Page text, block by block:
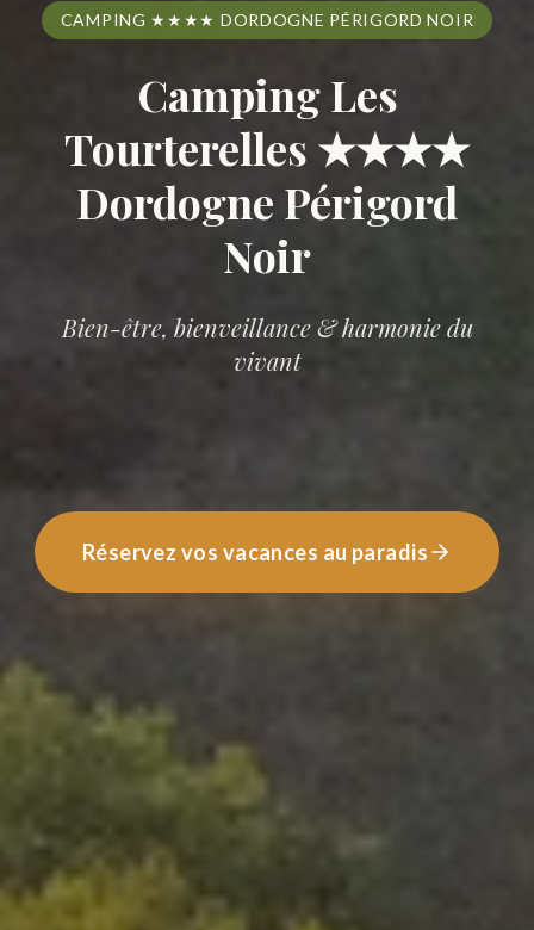
CAMPING ★★★★ DORDOGNE PÉRIGORD NOIR
Camping Les
Tourterelles ★★★★
Dordogne Périgord
Noir
Bien-être, bienveillance & harmonie du
vivant
Réservez vos vacances au paradis